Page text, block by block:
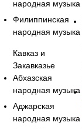
народная музыка
Филиппинская
народная музыка
Кавказ и
Закавказье
Абхазская
народная музыка
Аджарская
народная музыка